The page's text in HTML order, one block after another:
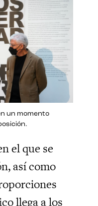
un momento
el que se
así como
llega a los